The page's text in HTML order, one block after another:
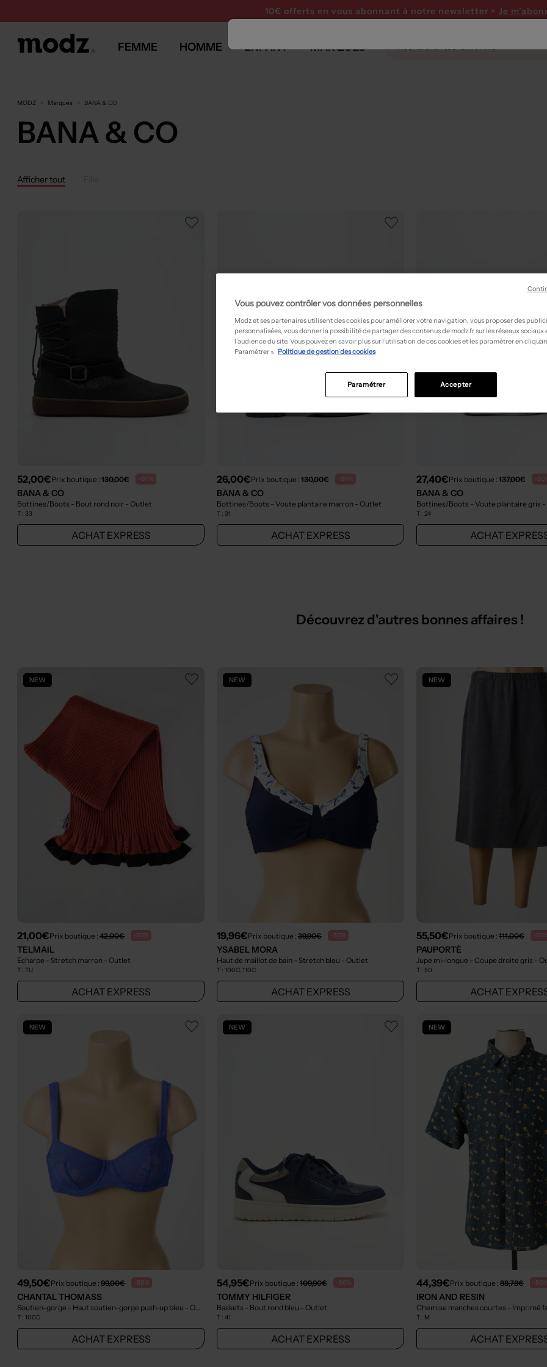
10€ offerts en vous abonnant à notre newsletter > Je
FEMME HOMME ENFANT MARQUES
MODZ Marques BANA & CO
BANA & CO
Afficher tout
52,00€Prix boutique :130,00€ -60%
BANA & CO
Bottines/Boots - Bout rond noir - Outlet
T :33
ACHAT EXPRESS
26,00€Prix boutique :130,00€ -80%
BANA & CO
Bottines/Boots - Voute plantaire marron - Outlet
T :31
ACHAT EXPRESS
27,40€Prix boutique : 137,00€ -
BANA & CO
Bottines/Boots - Voute plantaire gris -
T : 24
ACHAT
Découvrez d'autres bonnes affaires !
NEW
21,00€Prix boutique :42,00€ -50%
TELMAIL
Echarpe - Stretch marron - Outlet
T : TU
ACHAT EXPRESS
NEW
19,96€Prix boutique :39,90€ -50%
YSABEL MORA
Haut de maillot de bain - Stretch bleu - Outlet
T :100C, 110C
ACHAT EXPRESS
NEW
55,50€Prix boutique : 111,00€ -
PAUPORTÉ
Jupe mi-longue - Coupe droite gris -
T : 50
ACHAT
NEW
49,50€Prix boutique :99,00€ -50%
CHANTAL THOMASS
Soutien-gorge - Haut soutien-gorge push-up bleu - Outlet
T :100D
ACHAT EXPRESS
NEW
54,95€Prix boutique :109,90€ -50%
TOMMY HILFIGER
Baskets - Bout rond bleu - Outlet
T :41
ACHAT EXPRESS
NEW
44,39€Prix boutique : 88,78€ -
IRON AND RESIN
Chemise manches courtes - Imprimé
T : M
ACHAT
Vous pouvez contrôler vos données personnelles
Modz et ses partenaires utilisent des cookies pour améliorer votre navigation, vous proposer des
personnalisées, vous donner la possibilité de partager des contenus de modz.fr sur les réseaux sociaux
l’audience du site. Vous pouvez en savoir plus sur l’utilisation de ces cookies et les paramétrer en
Paramétrer ». Politique de gestion des cookies
Accepter
Paramétrer